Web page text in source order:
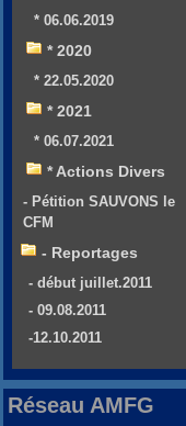
* 06.06.2019
* 2020
* 22.05.2020
* 2021
* 06.07.2021
* Actions Divers
- Pétition SAUVONS le
CFM
- Reportages
- début juillet.2011
- 09.08.2011
-12.10.2011
Réseau AMFG